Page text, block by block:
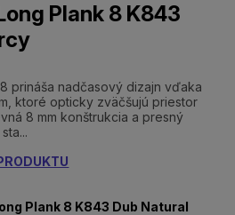
Plank 8 K843
prináša nadčasový dizajn vďaka
ktoré opticky zväčšujú priestor
8 mm konštrukcia a presný
Plank 8 K843 Dub Natural